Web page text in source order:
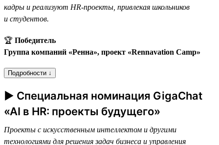
кадры и реализуют HR-проекты, привлекая школьников
и студентов.
🏆 Победитель
Группа компаний «Ренна», проект «Rennavation Camp»
Подробности ↓
► Специальная номинация GigaChat
«AI в HR: проекты будущего»
Проекты с искусственным интеллектом и другими
технологиями для решения задач бизнеса и управления